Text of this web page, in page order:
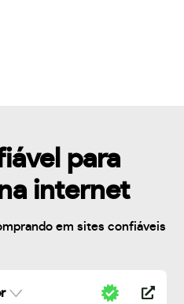
para
internet
em sites confiáveis